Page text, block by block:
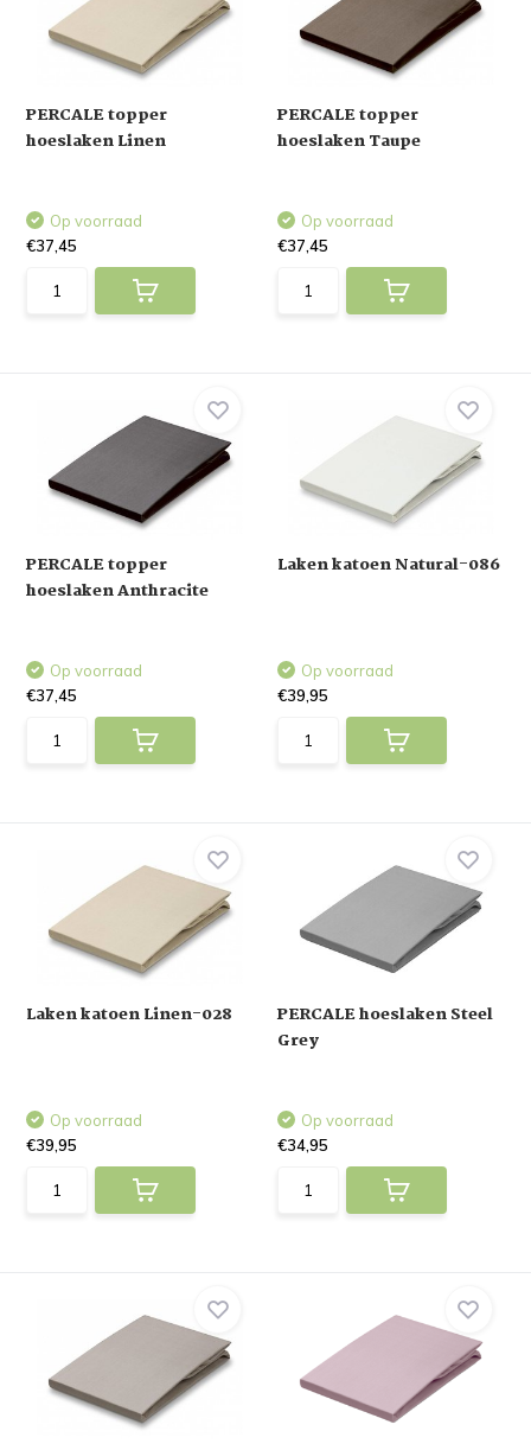
PERCALE topper
hoeslaken Linen
Op voorraad
€37,45
PERCALE topper
hoeslaken Taupe
Op voorraad
€37,45
PERCALE topper
hoeslaken Anthracite
Op voorraad
€37,45
Laken katoen Natural-086
Op voorraad
€39,95
Laken katoen Linen-028
Op voorraad
€39,95
PERCALE hoeslaken Steel
Grey
Op voorraad
€34,95